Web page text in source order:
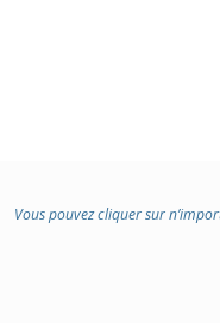
Vous pouvez cliquer sur